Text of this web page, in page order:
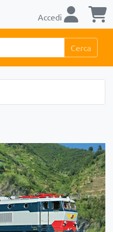
Accedi
Cerca